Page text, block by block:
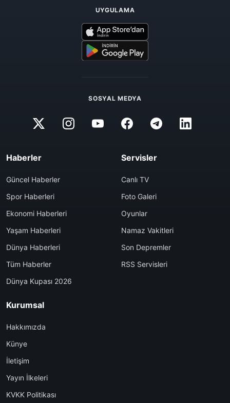
UYGULAMA
SOSYAL MEDYA
Haberler
Güncel Haberler
Spor Haberleri
Ekonomi Haberleri
Yaşam Haberleri
Dünya Haberleri
Tüm Haberler
Dünya Kupası 2026
Servisler
Canlı TV
Foto Galeri
Oyunlar
Namaz Vakitleri
Son Depremler
RSS Servisleri
Kurumsal
Hakkımızda
Künye
İletişim
Yayın İlkeleri
KVKK Politikası